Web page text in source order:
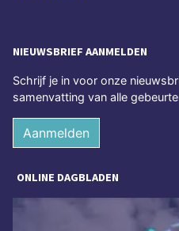
NIEUWSBRIEF AANMELDEN
Schrijf je in voor onze
samenvatting van alle
Aanmelden
ONLINE DAGBLADEN